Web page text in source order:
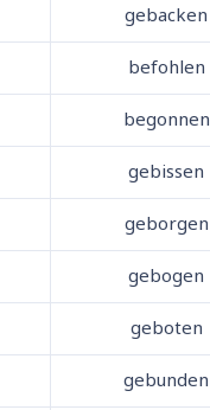
gebacken
befohlen
begonnen
gebissen
geborgen
gebogen
geboten
gebunden